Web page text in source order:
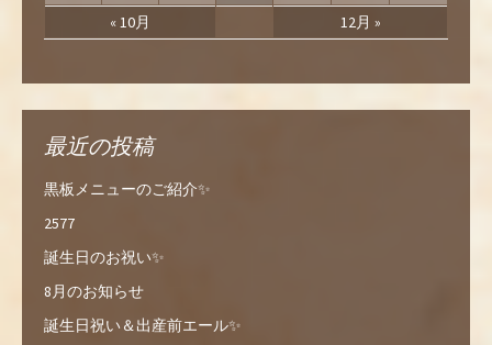
« 10月 12月 »
最近の投稿
黒板メニューのご紹介✨
2577
誕生日のお祝い✨
8月のお知らせ
誕生日祝い＆出産前エール✨